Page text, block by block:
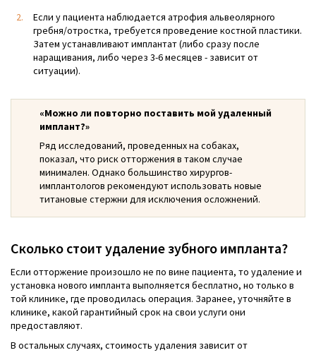
Если у пациента наблюдается атрофия альвеолярного
гребня/отростка, требуется проведение костной пластики.
Затем устанавливают имплантат (либо сразу после
наращивания, либо через 3-6 месяцев - зависит от
ситуации).
«Можно ли повторно поставить мой удаленный
имплант?»
Ряд исследований, проведенных на собаках,
показал, что риск отторжения в таком случае
минимален. Однако большинство хирургов-
имплантологов рекомендуют использовать новые
титановые стержни для исключения осложнений.
Сколько стоит удаление зубного импланта?
Если отторжение произошло не по вине пациента, то удаление и
установка нового импланта выполняется бесплатно, но только в
той клинике, где проводилась операция. Заранее, уточняйте в
клинике, какой гарантийный срок на свои услуги они
предоставляют.
В остальных случаях, стоимость удаления зависит от